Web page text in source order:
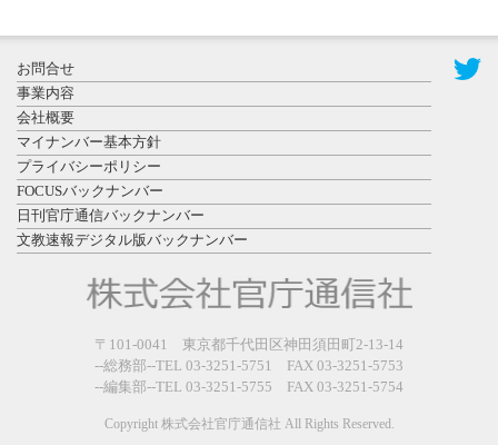
県警等と大
規模災害時
連携協定を
締結し...
2026年7月27
日更新
政経学部の
来春開設決
定を祝...
お問合せ
事業内容
会社概要
マイナンバー基本方針
プライバシーポリシー
FOCUSバックナンバー
日刊官庁通信バックナンバー
文教速報デジタル版バックナンバー
〒101-0041 東京都千代田区神田須田町2-13-14
--総務部--TEL 03-3251-5751 FAX 03-3251-5753
--編集部--TEL 03-3251-5755 FAX 03-3251-5754
Copyright 株式会社官庁通信社 All Rights Reserved.